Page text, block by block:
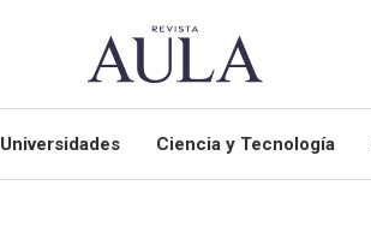
Universidades Ciencia y Tecnología